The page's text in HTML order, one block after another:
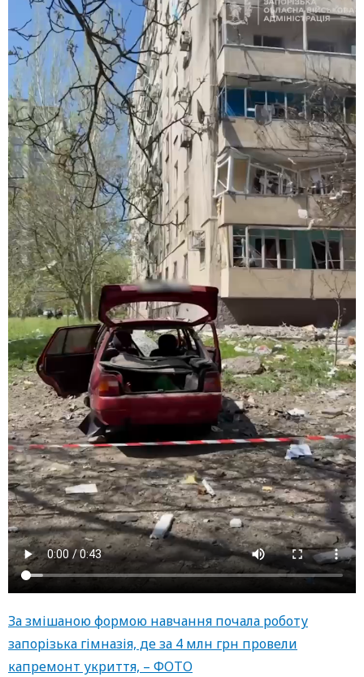
За змішаною формою навчання почала роботу
запорізька гімназія, де за 4 млн грн провели
капремонт укриття, – ФОТО